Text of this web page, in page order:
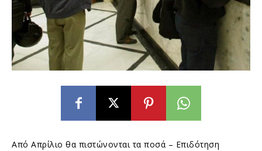
Από Απρίλιο θα πιστώνονται τα ποσά – Επιδότηση